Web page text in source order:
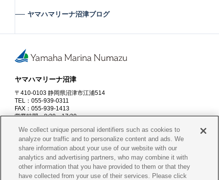
ヤマハマリーナ沼津ブログ
ヤマハマリーナ沼津
〒410-0103 静岡県沼津市江浦514
TEL：055-939-0311
FAX：055-939-1413
営業時間：8:30～17:30
定休日：火・水曜日
We collect unique personal identifiers such as cookies to
analyze our traffic and to personalize content and ads. We
share information about your use of our website with our
analytics and advertising partners, who may combine it with
other information that you have provided to them or that they
have collected from your use of their services. Please click